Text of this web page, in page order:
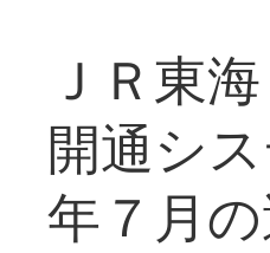
ＪＲ東
開通シ
年７月